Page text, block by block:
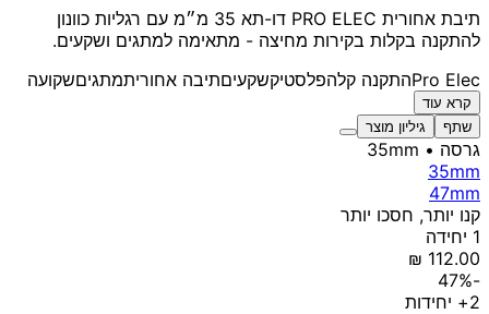
תיבת אחורית PRO ELEC דו-תא 35 מ״מ עם רגליות כוונון
להתקנה בקלות בקירות מחיצה - מתאימה למתגים ושקעים.
Pro Elecהתקנה קלהפלסטיקשקעיםתיבה אחוריתמתגיםשקועה
קרא עוד
שתף
גיליון מוצר
גרסה • 35mm
35mm
47mm
קנו יותר, חסכו יותר
1 יחידה
-47%
2+ יחידות